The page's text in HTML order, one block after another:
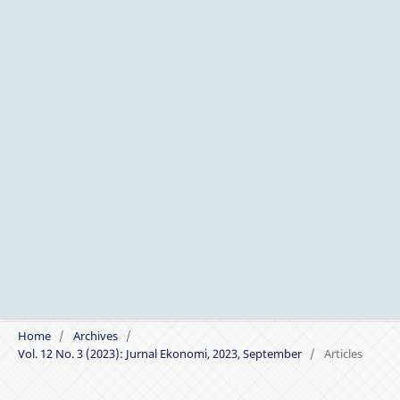
Home / Archives /
Vol. 12 No. 3 (2023): Jurnal Ekonomi, 2023, September / Articles